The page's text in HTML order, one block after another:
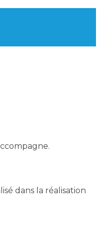
dans la réalisation